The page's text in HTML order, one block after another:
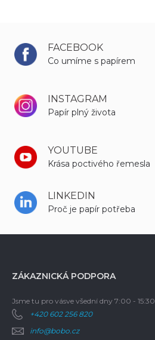
FACEBOOK
Co umíme s papírem
INSTAGRAM
Papír plný života
YOUTUBE
Krása poctivého řemesla
LINKEDIN
Proč je papír potřeba
ZÁKAZNICKÁ PODPORA
Jsme tu pro vásve všední dny 7:00 - 15:30
+420 602 256 820
info@bobo.cz